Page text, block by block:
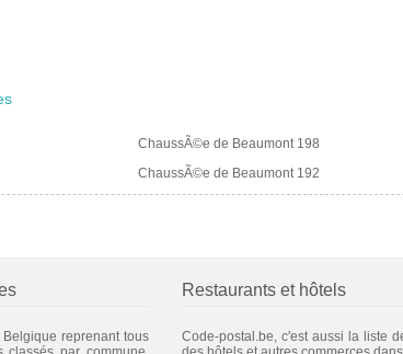
ChaussÃ©e de Beaumont 198
ChaussÃ©e de Beaumont 192
reprenant tous
Restaurants et hôtels
Code-postal.be, c'est aussi la liste